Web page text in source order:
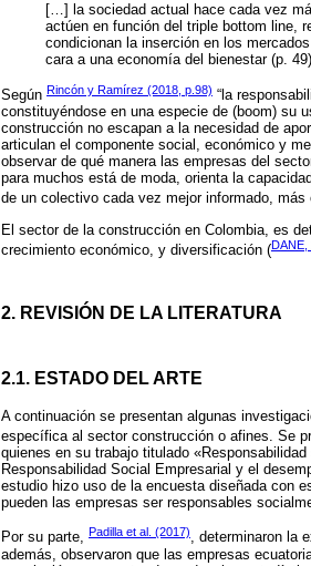
[…] la sociedad actual hace cada vez
actúen en función del triple bottom line,
condicionan la inserción en los
cara a una economía del bienestar (p.
Según Rincón y Ramírez (2018, p.98) “la
constituyéndose en una especie de (boom) su
construcción no escapan a la necesidad de
articulan el componente social, económico y
observar de qué manera las empresas del
para muchos está de moda, orienta la
de un colectivo cada vez mejor informado,
El sector de la construcción en Colombia, es
crecimiento económico, y diversificación (DANE,
2. REVISIÓN DE LA LITERATURA
2.1. ESTADO DEL ARTE
A continuación se presentan algunas
específica al sector construcción o afines. Se
quienes en su trabajo titulado
Responsabilidad Social Empresarial y el
estudio hizo uso de la encuesta diseñada con
pueden las empresas ser responsables
Por su parte, Padilla et al. (2017), determinaron la
además, observaron que las empresas